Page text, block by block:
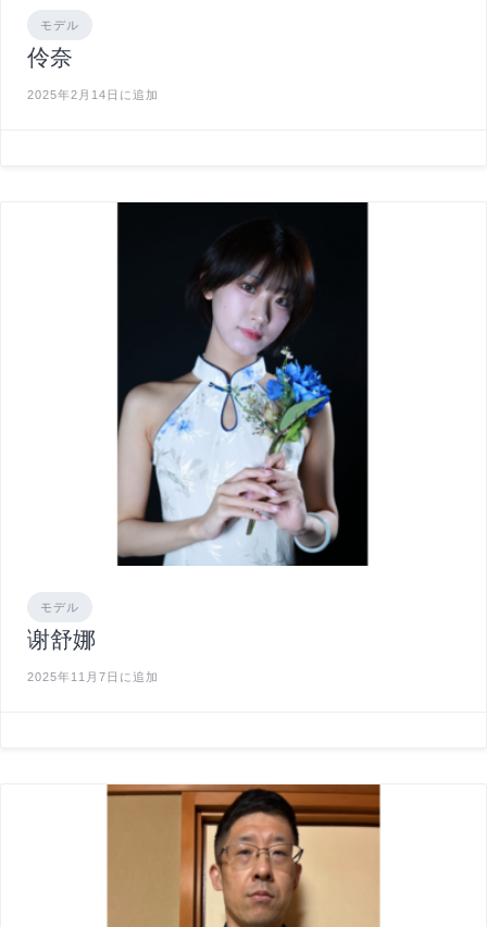
モデル
伶奈
2025年2月14日に追加
モデル
谢舒娜
2025年11月7日に追加